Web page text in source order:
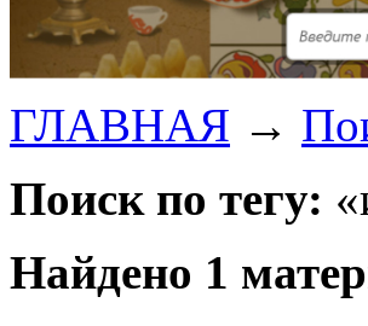
ГЛАВНАЯ →
Поиск по тегу:
Найдено 1